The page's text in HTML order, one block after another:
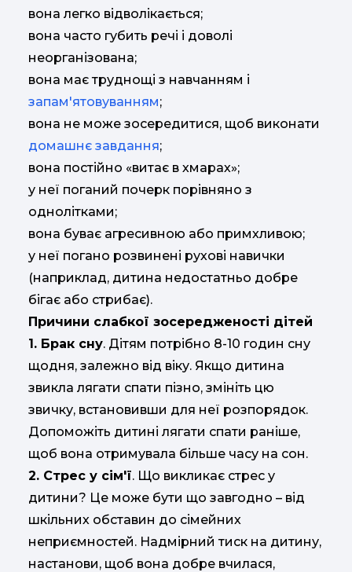
вона легко відволікається;
вона часто губить речі і доволі
неорганізована;
вона має труднощі з навчанням і
запам'ятовуванням;
вона не може зосередитися, щоб виконати
домашнє завдання;
вона постійно «витає в хмарах»;
у неї поганий почерк порівняно з
однолітками;
вона буває агресивною або примхливою;
у неї погано розвинені рухові навички
(наприклад, дитина недостатньо добре
бігає або стрибає).
Причини слабкої зосередженості дітей
1. Брак сну. Дітям потрібно 8-10 годин сну
щодня, залежно від віку. Якщо дитина
звикла лягати спати пізно, змініть цю
звичку, встановивши для неї розпорядок.
Допоможіть дитині лягати спати раніше,
щоб вона отримувала більше часу на сон.
2. Стрес у сім'ї. Що викликає стрес у
дитини? Це може бути що завгодно – від
шкільних обставин до сімейних
неприємностей. Надмірний тиск на дитину,
настанови, щоб вона добре вчилася,